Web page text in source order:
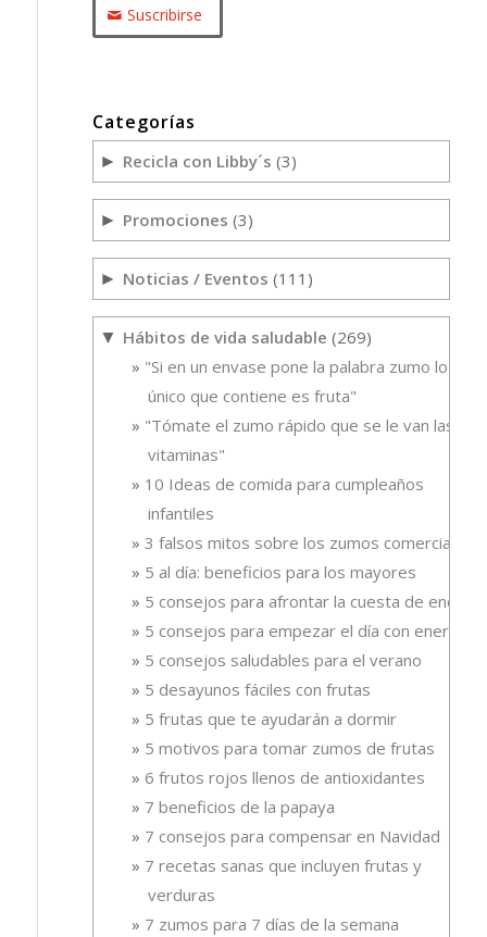
Suscribirse
Categorías
► Recicla con Libby´s (3)
► Promociones (3)
► Noticias / Eventos (111)
▼ Hábitos de vida saludable (269)
"Si en un envase pone la palabra zumo lo
único que contiene es fruta"
"Tómate el zumo rápido que se le van las
vitaminas"
10 Ideas de comida para cumpleaños
infantiles
3 falsos mitos sobre los zumos comerciales
5 al día: beneficios para los mayores
5 consejos para afrontar la cuesta de enero
5 consejos para empezar el día con energía
5 consejos saludables para el verano
5 desayunos fáciles con frutas
5 frutas que te ayudarán a dormir
5 motivos para tomar zumos de frutas
6 frutos rojos llenos de antioxidantes
7 beneficios de la papaya
7 consejos para compensar en Navidad
7 recetas sanas que incluyen frutas y
verduras
7 zumos para 7 días de la semana